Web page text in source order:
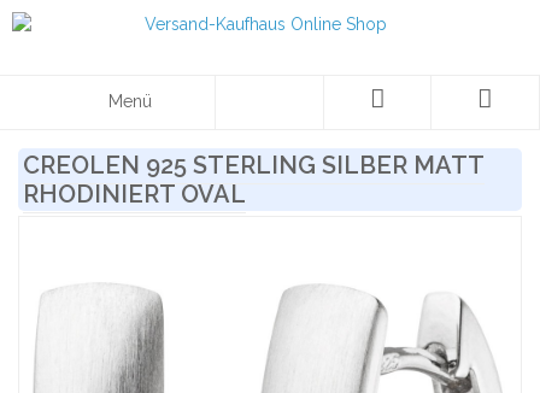
Menü
CREOLEN 925 STERLING SILBER MATT
RHODINIERT OVAL